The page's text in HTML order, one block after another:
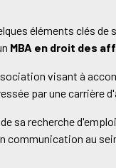
éléments clés
MBA en droit des
visant à
par une carrière
sa recherche
communication au